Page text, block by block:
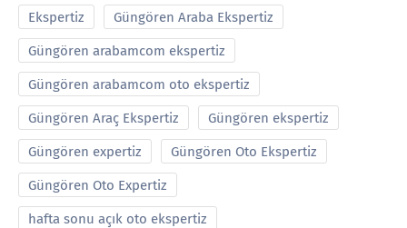
Ekspertiz Güngören Araba Ekspertiz
Güngören arabamcom ekspertiz
Güngören arabamcom oto ekspertiz
Güngören Araç Ekspertiz Güngören ekspertiz
Güngören expertiz Güngören Oto Ekspertiz
Güngören Oto Expertiz
hafta sonu açık oto ekspertiz